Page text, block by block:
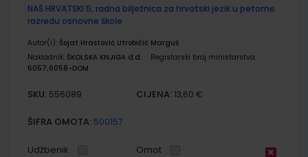
NAŠ HRVATSKI 5; radna bilježnica za hrvatski jezik u petome
razredu osnovne škole
Autor(i): Šojat Hrastović Utrobičić Marguš
Nakladnik: ŠKOLSKA KNJIGA d.d.
Registarski broj ministarstva:
6057;6058-DOM
SKU: 556089 CIJENA: 13,60 €
ŠIFRA OMOTA: 500157
Udžbenik Omot